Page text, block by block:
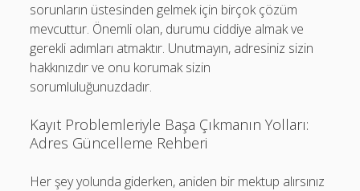
sorunların üstesinden gelmek için birçok çözüm
mevcuttur. Önemli olan, durumu ciddiye almak ve
gerekli adımları atmaktır. Unutmayın, adresiniz sizin
hakkınızdır ve onu korumak sizin
sorumluluğunuzdadır.
Kayıt Problemleriyle Başa Çıkmanın Yolları:
Adres Güncelleme Rehberi
Her şey yolunda giderken, aniden bir mektup alırsınız